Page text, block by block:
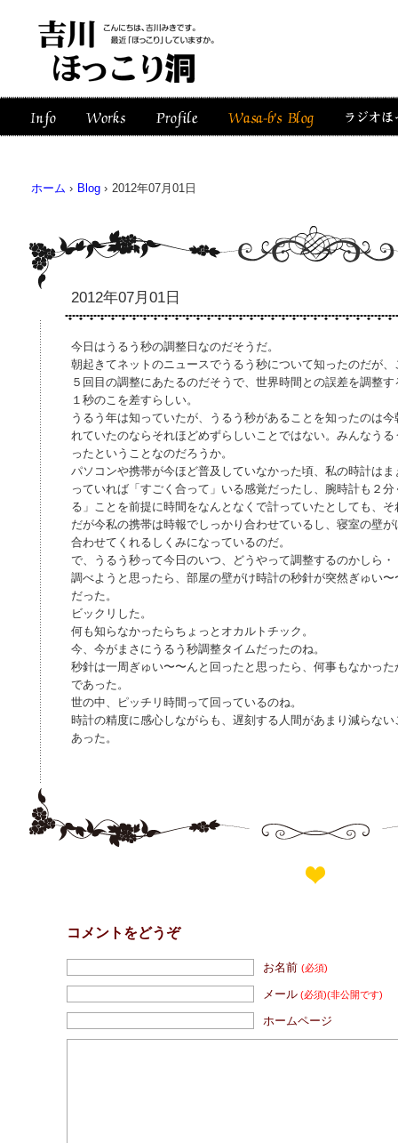
ホーム › Blog › 2012年07月01日
2012年07月01日
今日はうるう秒の調整日なのだそうだ。
朝起きてネットのニュースでうるう秒について知ったのだが
５回目の調整にあたるのだそうで、世界時間との誤差を調整
１秒のこを差すらしい。
うるう年は知っていたが、うるう秒があることを知ったのは
れていたのならそれほどめずらしいことではない。みんなう
ったということなのだろうか。
パソコンや携帯が今ほど普及していなかった頃、私の時計は
っていれば「すごく合って」いる感覚だったし、腕時計も２
る」ことを前提に時間をなんとなくで計っていたとしても、
だが今私の携帯は時報でしっかり合わせているし、寝室の壁
合わせてくれるしくみになっているのだ。
で、うるう秒って今日のいつ、どうやって調整するのかしら・
調べようと思ったら、部屋の壁がけ時計の秒針が突然ぎゅい
だった。
ビックリした。
何も知らなかったらちょっとオカルトチック。
今、今がまさにうるう秒調整タイムだったのね。
秒針は一周ぎゅい〜〜んと回ったと思ったら、何事もなかっ
であった。
世の中、ピッチリ時間って回っているのね。
時計の精度に感心しながらも、遅刻する人間があまり減らな
あった。
コメントをどうぞ
お名前(必須)
メール (必須)(非公開です)
ホームページ